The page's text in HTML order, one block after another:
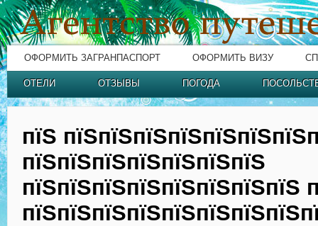
ОФОРМИТЬ ЗАГРАНПАСПОРТ ОФОРМИТЬ ВИЗУ
ОТЕЛИ ОТЗЫВЫ ПОГОДА
пїЅ
пїЅпїЅпїЅпїЅпїЅпїЅпїЅ
пїЅпїЅпїЅпїЅпїЅпїЅпїЅпїЅ